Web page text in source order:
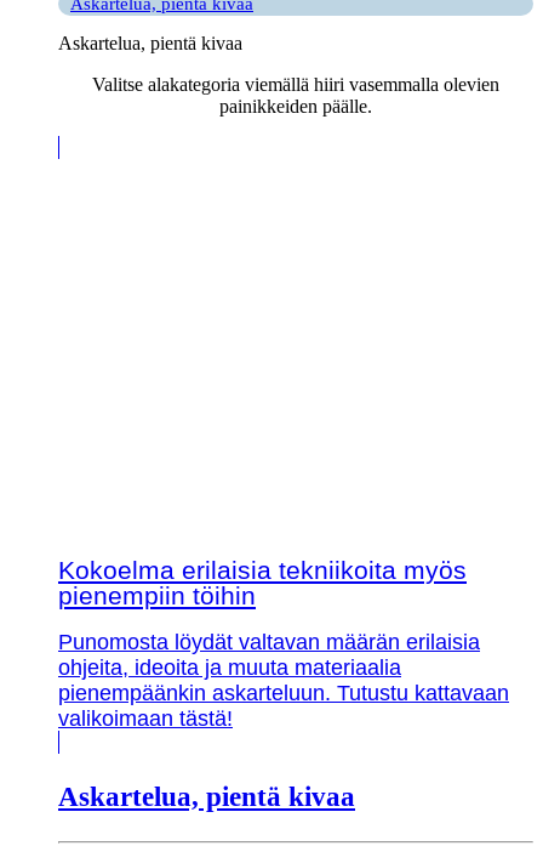
Askartelua, pientä kivaa
Askartelua, pientä kivaa
Valitse alakategoria viemällä hiiri vasemmalla olevien
painikkeiden päälle.
Kokoelma erilaisia tekniikoita myös
pienempiin töihin
Punomosta löydät valtavan määrän erilaisia
ohjeita, ideoita ja muuta materiaalia
pienempäänkin askarteluun. Tutustu kattavaan
valikoimaan tästä!
Askartelua, pientä kivaa